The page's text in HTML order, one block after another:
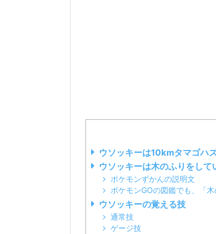
ウソッキーは10kmタマゴハ
ウソッキーは木のふりをして
ポケモンずかんの説明文
ポケモンGOの図鑑でも、「
ウソッキーの覚える技
通常技
ゲージ技